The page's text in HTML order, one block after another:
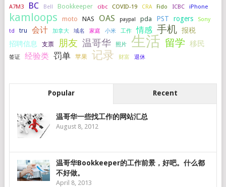
A7M3 BC Bell Bookkeeper cibc COVID-19 CRA Fido ICBC iPhone
kamloops moto NAS OAS paypal pda PST rogers
Sony
td
tru 会计 加拿大 域名 家庭 小米 工作 情感 手机 报税
招聘信息
支票 朋友 温哥华 照片 生活 留学 移民
签证 经验类 罚单 苹果 记录 财富 退休
Popular Recent
温哥华一些找工作的网站汇总
August 8, 2012
温哥华Bookkeeper的工作前景，好吧。什么都
不好做。
April 8, 2013